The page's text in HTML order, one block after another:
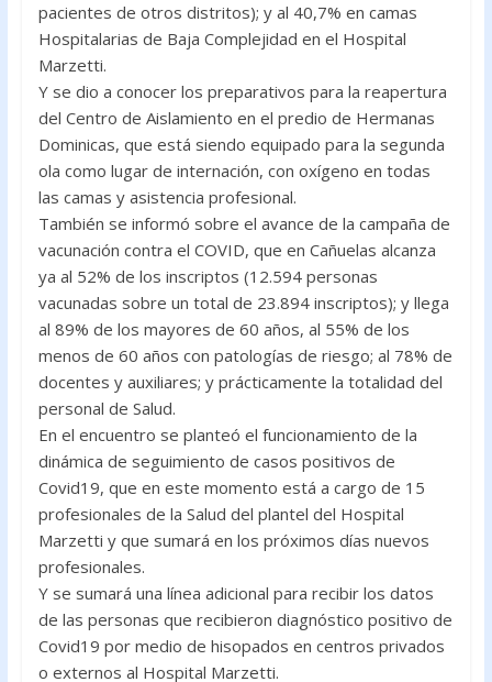
pacientes de otros distritos); y al 40,7% en camas
Hospitalarias de Baja Complejidad en el Hospital
Marzetti.
Y se dio a conocer los preparativos para la reapertura
del Centro de Aislamiento en el predio de Hermanas
Dominicas, que está siendo equipado para la segunda
ola como lugar de internación, con oxígeno en todas
las camas y asistencia profesional.
También se informó sobre el avance de la campaña de
vacunación contra el COVID, que en Cañuelas alcanza
ya al 52% de los inscriptos (12.594 personas
vacunadas sobre un total de 23.894 inscriptos); y llega
al 89% de los mayores de 60 años, al 55% de los
menos de 60 años con patologías de riesgo; al 78% de
docentes y auxiliares; y prácticamente la totalidad del
personal de Salud.
En el encuentro se planteó el funcionamiento de la
dinámica de seguimiento de casos positivos de
Covid19, que en este momento está a cargo de 15
profesionales de la Salud del plantel del Hospital
Marzetti y que sumará en los próximos días nuevos
profesionales.
Y se sumará una línea adicional para recibir los datos
de las personas que recibieron diagnóstico positivo de
Covid19 por medio de hisopados en centros privados
o externos al Hospital Marzetti.